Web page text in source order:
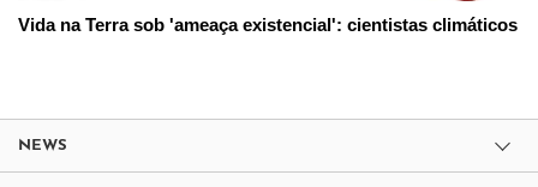
Vida na Terra sob 'ameaça existencial': cientistas climáticos
NEWS